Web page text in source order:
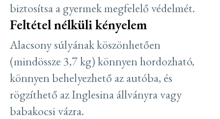
biztosítsa a gyermek megfelelő védelmét.
Feltétel nélküli kényelem
Alacsony súlyának köszönhetően
(mindössze 3,7 kg) könnyen hordozható,
könnyen behelyezhető az autóba, és
rögzíthető az Inglesina állványra vagy
babakocsi vázra.